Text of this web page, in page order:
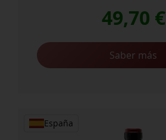
49,70 €
Saber más
España